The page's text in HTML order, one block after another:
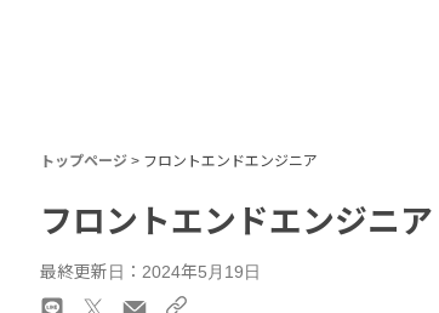
トップページ > フロントエンドエンジニア
フロントエンドエンジニア
最終更新日：2024年5月19日